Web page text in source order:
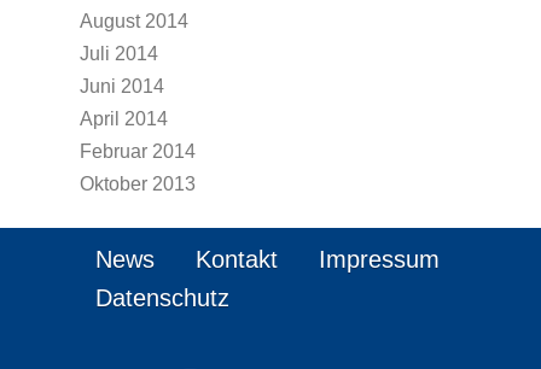
August 2014
Juli 2014
Juni 2014
April 2014
Februar 2014
Oktober 2013
News Kontakt
Impressum
Datenschutz